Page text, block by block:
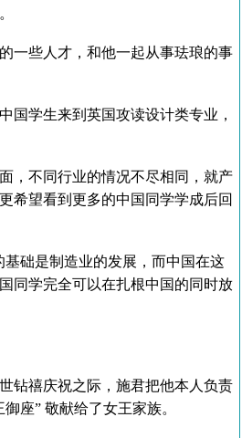
些人才，和他一起从事珐琅的事
学生来到英国攻读设计类专业，
不同行业的情况不尽相同，就产
希望看到更多的中国同学学成后回
础是制造业的发展，而中国在这
同学完全可以在扎根中国的同时放
禧庆祝之际，施君把他本人负责
座” 敬献给了女王家族。